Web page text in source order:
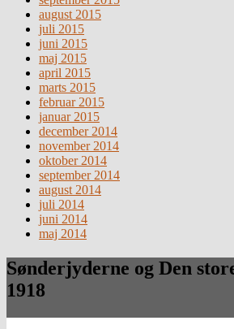
august 2015
juli 2015
juni 2015
maj 2015
april 2015
marts 2015
februar 2015
januar 2015
december 2014
november 2014
oktober 2014
september 2014
august 2014
juli 2014
juni 2014
maj 2014
Sønderjyderne og Den
1918